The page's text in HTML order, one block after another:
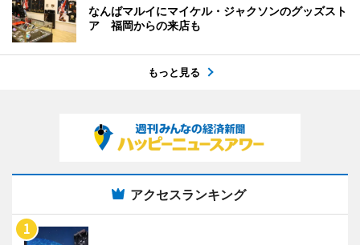
なんばマルイにマイケル・ジャクソンのグッズスト
ア 福岡からの来店も
もっと見る
アクセスランキング